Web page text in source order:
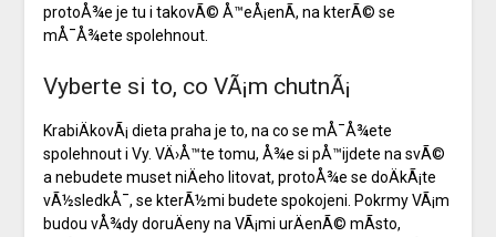
protoÅ¾e je tu i takovÃ© Å™eÅ¡enÃ­, na kterÃ© se
mÅ¯Å¾ete spolehnout.
Vyberte si to, co VÃ¡m chutnÃ¡
KrabiÄkovÃ¡ dieta prahaje to, na co se mÅ¯Å¾ete
spolehnout i Vy. VÄ›Å™te tomu, Å¾e si pÅ™ijdete na svÃ©
a nebudete muset niÄeho litovat, protoÅ¾e se doÄkÃ¡te
vÃ½sledkÅ¯, se kterÃ½mi budete spokojeni. Pokrmy VÃ¡m
budou vÅ¾dy doruÄeny na VÃ¡mi urÄenÃ© mÃ­sto,